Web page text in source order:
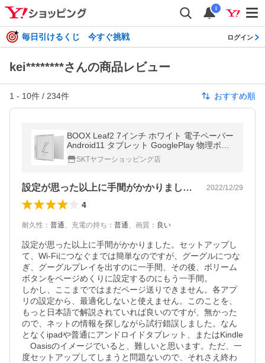
i
毎日引けるくじ 今すぐ挑戦 ログイン
kei********さんの商品レビュー
1 - 10件 / 234件 おすすめ順
BOOX Leaf2 7インチ ホワイト 電子ペーパー
Android11 タブレット GooglePlay 物理ボタ
ン MicroSDXCスロット 電子書籍
SKTヤフーショッピング店
設定が思った以上に手間がかかりました。… 2022/12/29
4
耐久性 ： 普通、 充電の持ち ： 普通、 画質 ： 良い
設定が思った以上に手間がかかりました。セットアップし
て、Wi-Fiにつなぐまでは簡単なのですが、グーグルにつな
ぎ、グーグルプレイを出すのに一手間、その後、ボリーム
ボタンをページめくりに設定するのにもう一手間。
しかし、ここまでではまだページ送りできません。各アプ
リの設定から、最適化しないと使えません。このことを、
もっと日本語で解説されていれば良いのですが、無かった
ので、ネットの情報を探しながら試行錯誤しました。なん
となくipadや普通にアンドロイドタブレット、またはKindle
Oasisのイメージでいると、難しいと思います。ただ、一
度セットアップしてしまうと問題ないので、それさえ終わ